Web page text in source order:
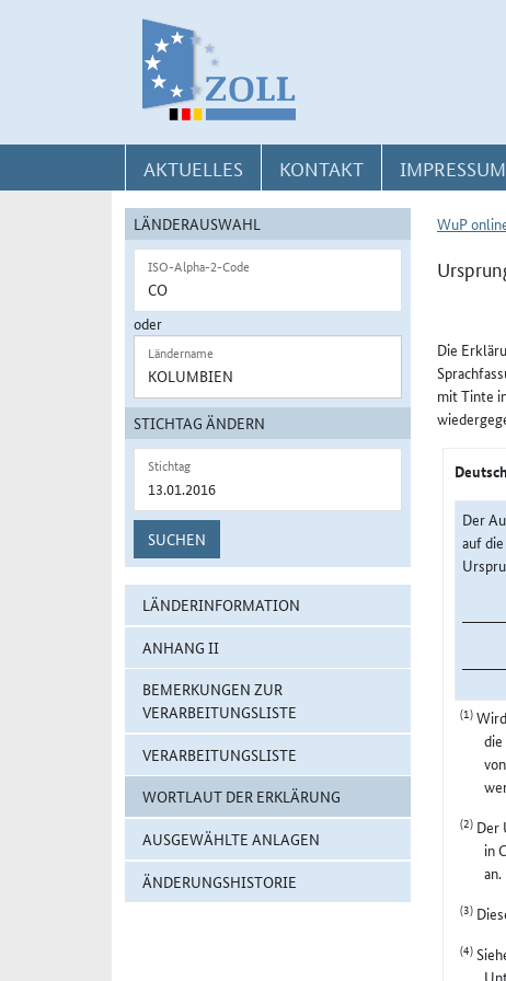
AKTUELLES KONTAKT
LÄNDERAUSWAHL
ISO-Alpha-2-Code
oder
Ländername
STICHTAG ÄNDERN
Stichtag
SUCHEN
LÄNDERINFORMATION
ANHANG II
BEMERKUNGEN ZUR
VERARBEITUNGSLISTE
VERARBEITUNGSLISTE
WORTLAUT DER ERKLÄRUNG
AUSGEWÄHLTE ANLAGEN
ÄNDERUNGSHISTORIE
WuP
Die
mit Tinte
Der
auf
(1)
(2) Der
in
an.
(3)
(4)